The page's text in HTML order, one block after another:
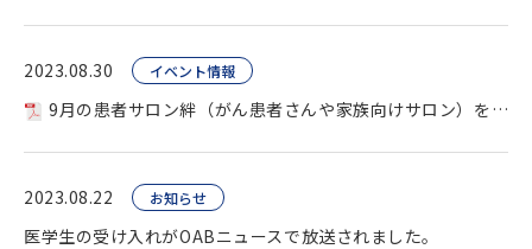
2023.08.30 イベント情報
9月の患者サロン絆（がん患者さんや家族向けサロン）を開催します。
2023.08.22 お知らせ
医学生の受け入れがOABニュースで放送されました。